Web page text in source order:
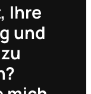
Ihre
und